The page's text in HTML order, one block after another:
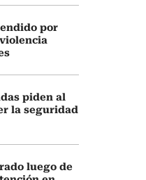
por
piden al
la seguridad
luego de